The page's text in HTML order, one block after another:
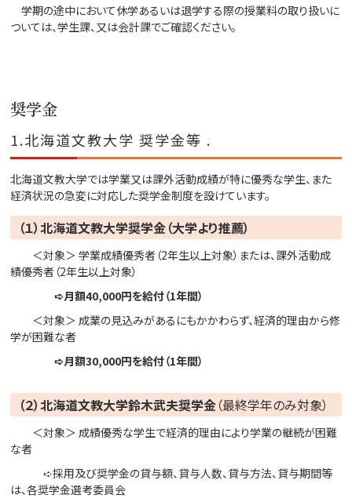
学期の途中において休学あるいは退学する際の授業料の取り扱いに
ついては、学生課、又は会計課でご確認ください。
奨学金
1.北海道文教大学 奨学金等 .
北海道文教大学では学業又は課外活動成績が特に優秀な学生、また
経済状況の急変に対応した奨学金制度を設けています。
（１）北海道文教大学奨学金（大学より推薦）
＜対象＞ 学業成績優秀者（2年生以上対象）または、課外活動成
績優秀者（2年生以上対象）
➪月額40,000円を給付（1年間）
＜対象＞ 成業の見込みがあるにもかかわらず、経済的理由から修
学が困難な者
➪月額30,000円を給付（1年間）
（２）北海道文教大学鈴木武夫奨学金（最終学年のみ対象）
＜対象＞ 成績優秀な学生で経済的理由により学業の継続が困難
な者
➪採用及び奨学金の貸与額、貸与人数、貸与方法、貸与期間等
は、各奨学金選考委員会